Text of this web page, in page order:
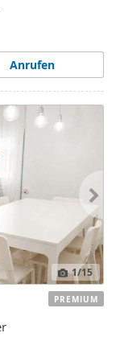
Anrufen
1/15
PREMIUM